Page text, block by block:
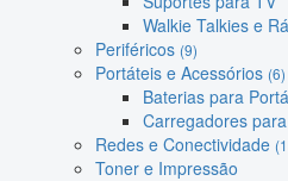
Walkie Talkies e
Periféricos (9)
Portáteis e Acessórios (6)
Baterias para
Carregadores
Redes e Conectividade
Toner e Impressão